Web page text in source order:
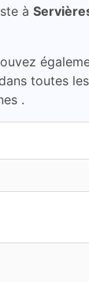
à
toutes
.